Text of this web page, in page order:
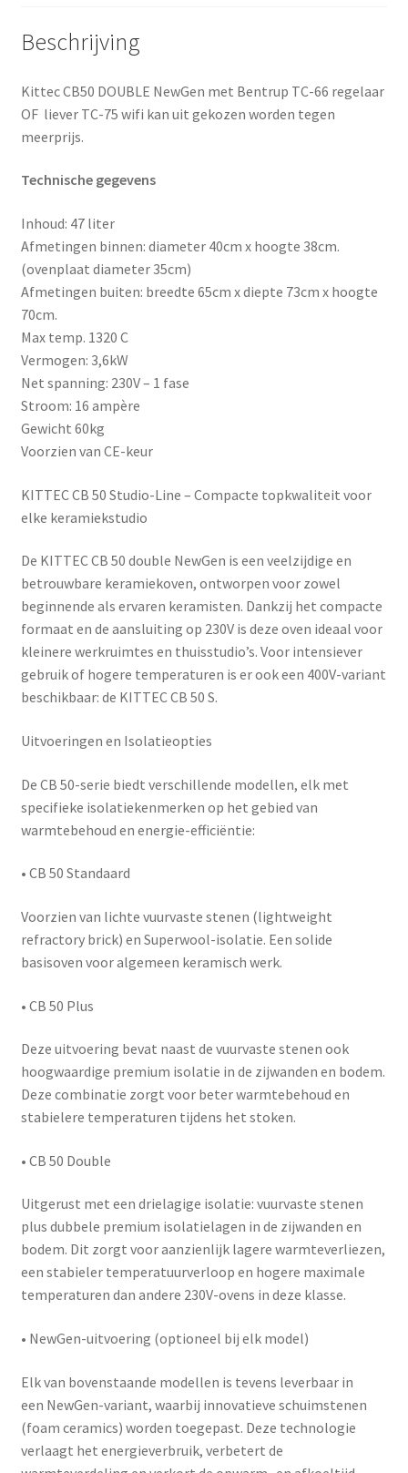
Beschrijving
Kittec CB50 DOUBLE NewGen met Bentrup TC-66 regelaar
OF liever TC-75 wifi kan uit gekozen worden tegen
meerprijs.
Technische gegevens
Inhoud: 47 liter
Afmetingen binnen: diameter 40cm x hoogte 38cm.
(ovenplaat diameter 35cm)
Afmetingen buiten: breedte 65cm x diepte 73cm x hoogte
70cm.
Max temp. 1320 C
Vermogen: 3,6kW
Net spanning: 230V – 1 fase
Stroom: 16 ampère
Gewicht 60kg
Voorzien van CE-keur
KITTEC CB 50 Studio-Line – Compacte topkwaliteit voor
elke keramiekstudio
De KITTEC CB 50 double NewGen is een veelzijdige en
betrouwbare keramiekoven, ontworpen voor zowel
beginnende als ervaren keramisten. Dankzij het compacte
formaat en de aansluiting op 230V is deze oven ideaal voor
kleinere werkruimtes en thuisstudio’s. Voor intensiever
gebruik of hogere temperaturen is er ook een 400V-variant
beschikbaar: de KITTEC CB 50 S.
Uitvoeringen en Isolatieopties
De CB 50-serie biedt verschillende modellen, elk met
specifieke isolatiekenmerken op het gebied van
warmtebehoud en energie-efficiëntie:
• CB 50 Standaard
Voorzien van lichte vuurvaste stenen (lightweight
refractory brick) en Superwool-isolatie. Een solide
basisoven voor algemeen keramisch werk.
• CB 50 Plus
Deze uitvoering bevat naast de vuurvaste stenen ook
hoogwaardige premium isolatie in de zijwanden en bodem.
Deze combinatie zorgt voor beter warmtebehoud en
stabielere temperaturen tijdens het stoken.
• CB 50 Double
Uitgerust met een drielagige isolatie: vuurvaste stenen
plus dubbele premium isolatielagen in de zijwanden en
bodem. Dit zorgt voor aanzienlijk lagere warmteverliezen,
een stabieler temperatuurverloop en hogere maximale
temperaturen dan andere 230V-ovens in deze klasse.
• NewGen-uitvoering (optioneel bij elk model)
Elk van bovenstaande modellen is tevens leverbaar in
een NewGen-variant, waarbij innovatieve schuimstenen
(foam ceramics) worden toegepast. Deze technologie
verlaagt het energieverbruik, verbetert de